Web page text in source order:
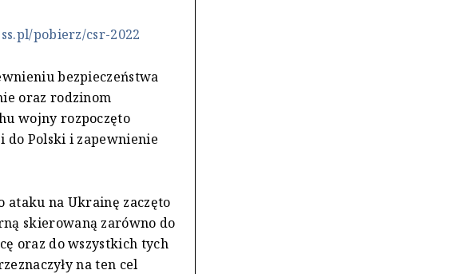
pobierz/csr-2022
bezpieczeństwa
oraz rodzinom
wojny rozpoczęto
do Polski i zapewnienie
ataku na Ukrainę zaczęto
skierowaną zarówno do
oraz do wszystkich tych
na ten cel